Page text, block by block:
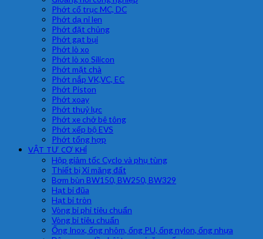
Phớt cổ trục MC, DC
Phớt dạ nỉ len
Phớt đặt chủng
Phớt gạt bụi
Phớt lò xo
Phớt lò xo Silicon
Phớt mặt chà
Phớt nắp VK,VC, EC
Phớt Piston
Phớt xoay
Phớt thuỷ lực
Phớt xe chở bê tông
Phớt xếp bộ EVS
Phớt tổng hợp
VẬT TƯ CƠ KHÍ
Hộp giảm tốc Cyclo và phụ tùng
Thiết bị Xi măng đất
Bơm bùn BW150, BW250, BW329
Hạt bi đũa
Hạt bi tròn
Vòng bi phi tiêu chuẩn
Vòng bi tiêu chuẩn
Ống Inox, ống nhôm, ống PU, ống nylon, ống nhựa